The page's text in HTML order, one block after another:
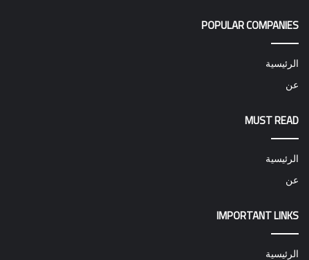
POPULAR COMPANIES
الرئيسية
عن
MUST READ
الرئيسية
عن
IMPORTANT LINKS
الرئيسية